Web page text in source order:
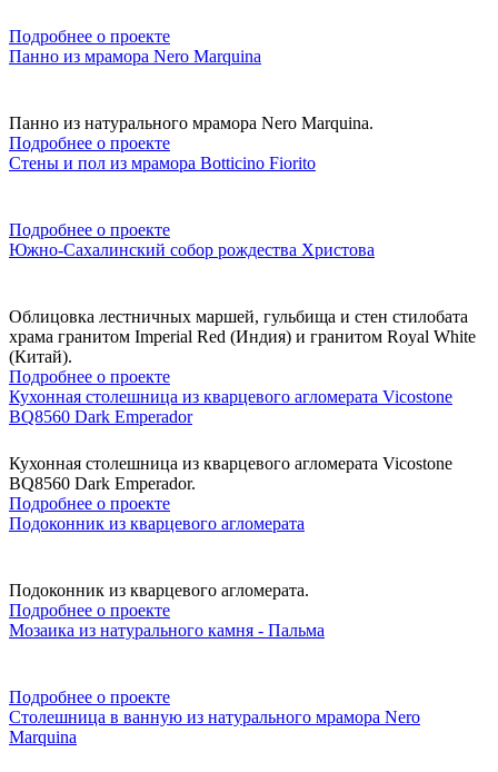
Подробнее о проекте
Панно из мрамора Nero Marquina
Панно из натурального мрамора Nero Marquina.
Подробнее о проекте
Стены и пол из мрамора Botticino Fiorito
Подробнее о проекте
Южно-Сахалинский собор рождества Христова
Облицовка лестничных маршей, гульбища и стен стилобата
храма гранитом Imperial Red (Индия) и гранитом Royal White
(Китай).
Подробнее о проекте
Кухонная столешница из кварцевого агломерата Vicostone
BQ8560 Dark Emperador
Кухонная столешница из кварцевого агломерата Vicostone
BQ8560 Dark Emperador.
Подробнее о проекте
Подоконник из кварцевого агломерата
Подоконник из кварцевого агломерата.
Подробнее о проекте
Мозаика из натурального камня - Пальма
Подробнее о проекте
Столешница в ванную из натурального мрамора Nero
Marquina